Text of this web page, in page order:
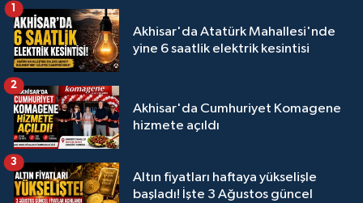
Akhisar'da Atatürk Mahallesi'nde
yine 6 saatlik elektrik kesintisi
1
Akhisar'da Cumhuriyet Komagene
hizmete açıldı
2
Altın fiyatları haftaya yükselişle
başladı! İşte 3 Ağustos güncel
3